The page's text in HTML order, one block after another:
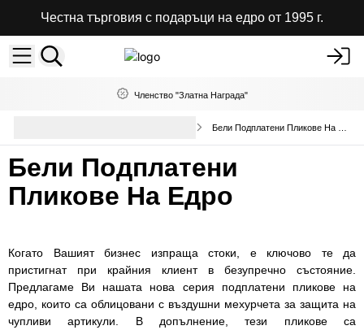
Честна търговия с подаръци на едро от 1995 г.
Членство "Златна Награда"
Бели Подплатени
Пликове На Едро
Когато Вашият бизнес изпраща стоки, е ключово те да
пристигнат при крайния клиент в безупречно състояние.
Предлагаме Ви нашата нова серия подплатени пликове на
едро, които са облицовани с въздушни мехурчета за защита на
чупливи артикули. В допълнение, тези пликове са